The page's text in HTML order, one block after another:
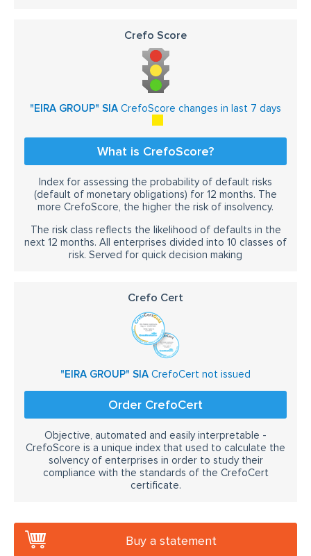
Crefo Score
"EIRA GROUP" SIA CrefoScore changes in last 7 days
What is CrefoScore?
Index for assessing the probability of default risks
(default of monetary obligations) for 12 months. The
more CrefoScore, the higher the risk of insolvency.
The risk class reflects the likelihood of defaults in the
next 12 months. All enterprises divided into 10 classes of
risk. Served for quick decision making
Crefo Cert
"EIRA GROUP" SIA CrefoCert not issued
Order CrefoCert
Objective, automated and easily interpretable -
CrefoScore is a unique index that used to calculate the
solvency of enterprises in order to study their
compliance with the standards of the CrefoCert
certificate.
Buy a statement